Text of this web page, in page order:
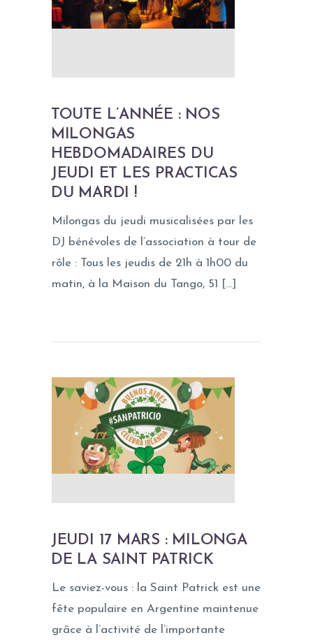
TOUTE L’ANNÉE : NOS
MILONGAS
HEBDOMADAIRES DU
JEUDI ET LES PRACTICAS
DU MARDI !
Milongas du jeudi musicalisées par les
DJ bénévoles de l’association à tour de
rôle : Tous les jeudis de 21h à 1h00 du
matin, à la Maison du Tango, 51 […]
JEUDI 17 MARS : MILONGA
DE LA SAINT PATRICK
Le saviez-vous : la Saint Patrick est une
fête populaire en Argentine maintenue
grâce à l’activité de l’importante